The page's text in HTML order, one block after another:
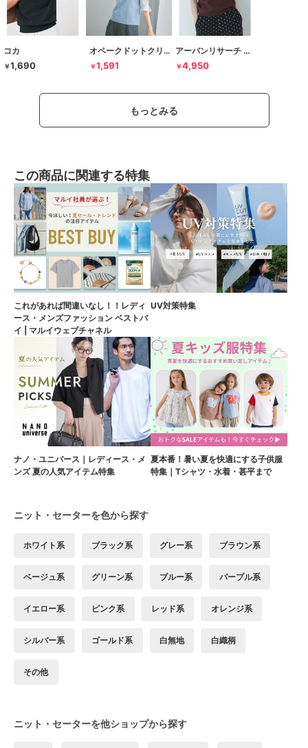
コカ
￥1,690
オペークドットクリップ
￥1,591
アーバンリサーチ サニーレーベル
￥4,950
もっとみる
この商品に関連する特集
これがあれば間違いなし！！レディ
ース・メンズファッション ベストバ
イ | マルイウェブチャネル
UV対策特集
ナノ・ユニバース｜レディース・メ
ンズ 夏の人気アイテム特集
夏本番！暑い夏を快適にする子供服
特集｜Tシャツ・水着・甚平まで
ニット・セーターを色から探す
ホワイト系 ブラック系 グレー系 ブラウン系
ベージュ系 グリーン系 ブルー系 パープル系
イエロー系 ピンク系 レッド系 オレンジ系
シルバー系 ゴールド系 白無地 白織柄
その他
ニット・セーターを他ショップから探す